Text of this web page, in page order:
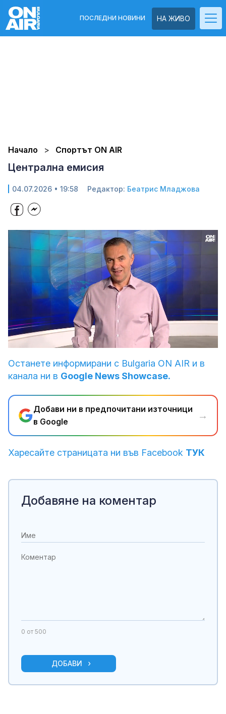
НА ЖИВО
ПОСЛЕДНИ НОВИНИ
Начало Спортът ON AIR
Централна емисия
04.07.2026 • 19:58 Редактор: Беатрис Младжова
Loaded
8.44%
Останете информирани с Bulgaria ON AIR и в
канала ни в Google News Showcase.
Добави ни в предпочитани източници
в Google
→
Харесайте страницата ни във Facebook ТУК
Добавяне на коментар
0 от 500
ДОБАВИ